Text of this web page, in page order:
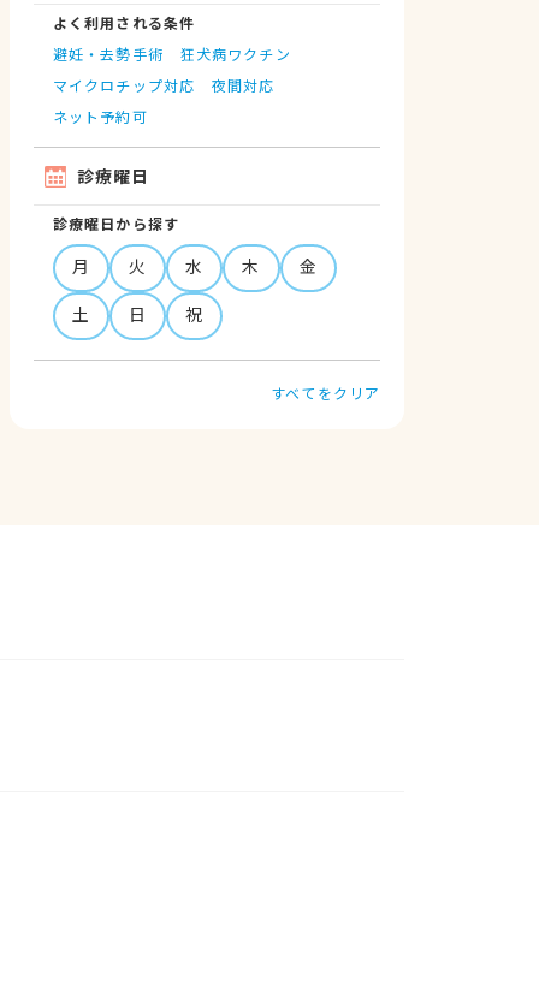
よく利用される条件
避妊・去勢手術
狂犬病ワクチン
マイクロチップ対応
夜間対応
ネット予約可
診療曜日
診療曜日から探す
月 火 水 木
金
土
日 祝
すべてをクリア